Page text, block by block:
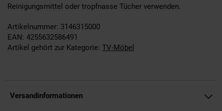
Reinigungsmittel oder tropfnasse Tücher verwenden.
Artikelnummer: 3146315000
EAN: 4255632586491
Artikel gehört zur Kategorie: TV-Möbel
Versandinformationen